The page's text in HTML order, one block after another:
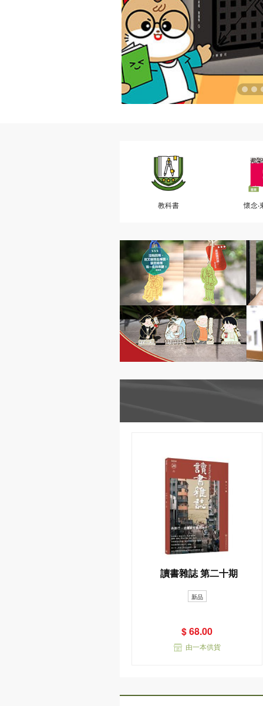
教科書 懷念‧
讀書雜誌 第二十期
新品
$ 68.00
由一本供貨